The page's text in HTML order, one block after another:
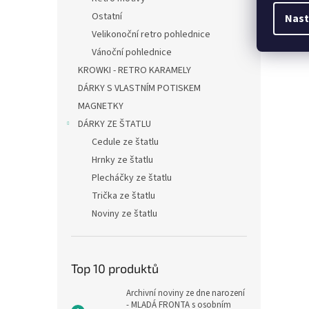
Ostatní
Velikonoční retro pohlednice
Vánoční pohlednice
KROWKI - RETRO KARAMELY
DÁRKY S VLASTNÍM POTISKEM
MAGNETKY
DÁRKY ZE ŠTATLU
Cedule ze štatlu
Hrnky ze štatlu
Plecháčky ze štatlu
Trička ze štatlu
Noviny ze štatlu
Top 10 produktů
Archivní noviny ze dne narození
- MLADÁ FRONTA s osobním